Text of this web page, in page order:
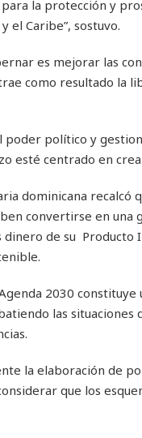
la protección y
el Caribe”, sostuvo.
es mejorar las
como resultado la
poder político y
esté centrado en
dominicana recalcó
convertirse en una
de su Producto
2030
las
la elaboración de
que los